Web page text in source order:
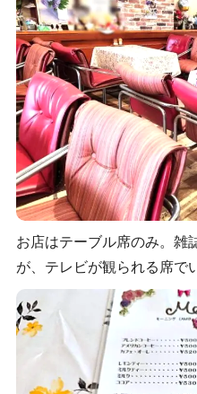
お店はテーブル席のみ。雑
が、テレビが観られる席で